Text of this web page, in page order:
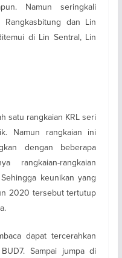
Namun seringkali
dan Lin
di Lin Sentral, Lin
satu rangkaian KRL seri
Namun rangkaian ini
dengan beberapa
rangkaian-rangkaian
keunikan yang
2020 tersebut tertutup
dapat tercerahkan
Sampai jumpa di